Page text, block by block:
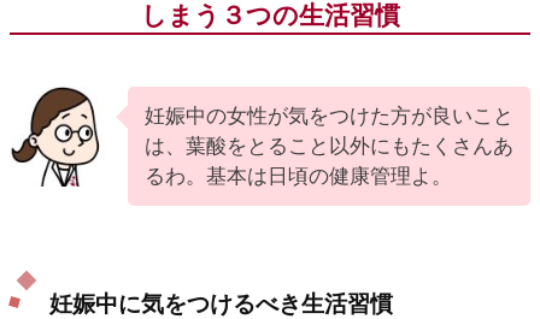
しまう３つの生活習慣
妊娠中の女性が気をつけた方が良いこと
は、葉酸をとること以外にもたくさんあ
るわ。基本は日頃の健康管理よ。
妊娠中に気をつけるべき生活習慣